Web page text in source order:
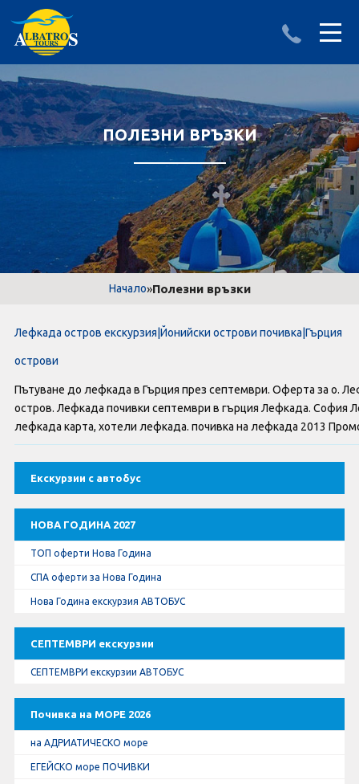
ДЕСТИНАЦИИ
АЛБАНИЯ
ТУРЦИЯ
LAST MINUTE оферти
Оферти За Нова Година
Септемврийски Празници
Автобусни Екскурзии
Албатрос Турс
Документи
Общи условия
Стандартен Формуляр
ИЗПРАТИ ЗАПИТВАНЕ
ПОЛЕЗНИ ВРЪЗКИ
Начало»Полезни връзки
Екскурзии с автобус
НОВА ГОДИНА 2027
ТОП оферти Нова Година
СПА оферти за Нова Година
Нова Година екскурзия АВТОБУС
СЕПТЕМВРИ екскурзии
СЕПТЕМВРИ екскурзии АВТОБУС
Почивка на МОРЕ 2026
на АДРИАТИЧЕСКО море
ЕГЕЙСКО море ПОЧИВКИ
Лефкада остров екскурзия|Йонийски острови почивка|Гърция
острови
Пътуване до лефкада в Гърция през септември. Оферта за о.
остров. Лефкада почивки септември в гърция Лефкада. София
лефкада карта, хотели лефкада. почивка на лефкада 2013